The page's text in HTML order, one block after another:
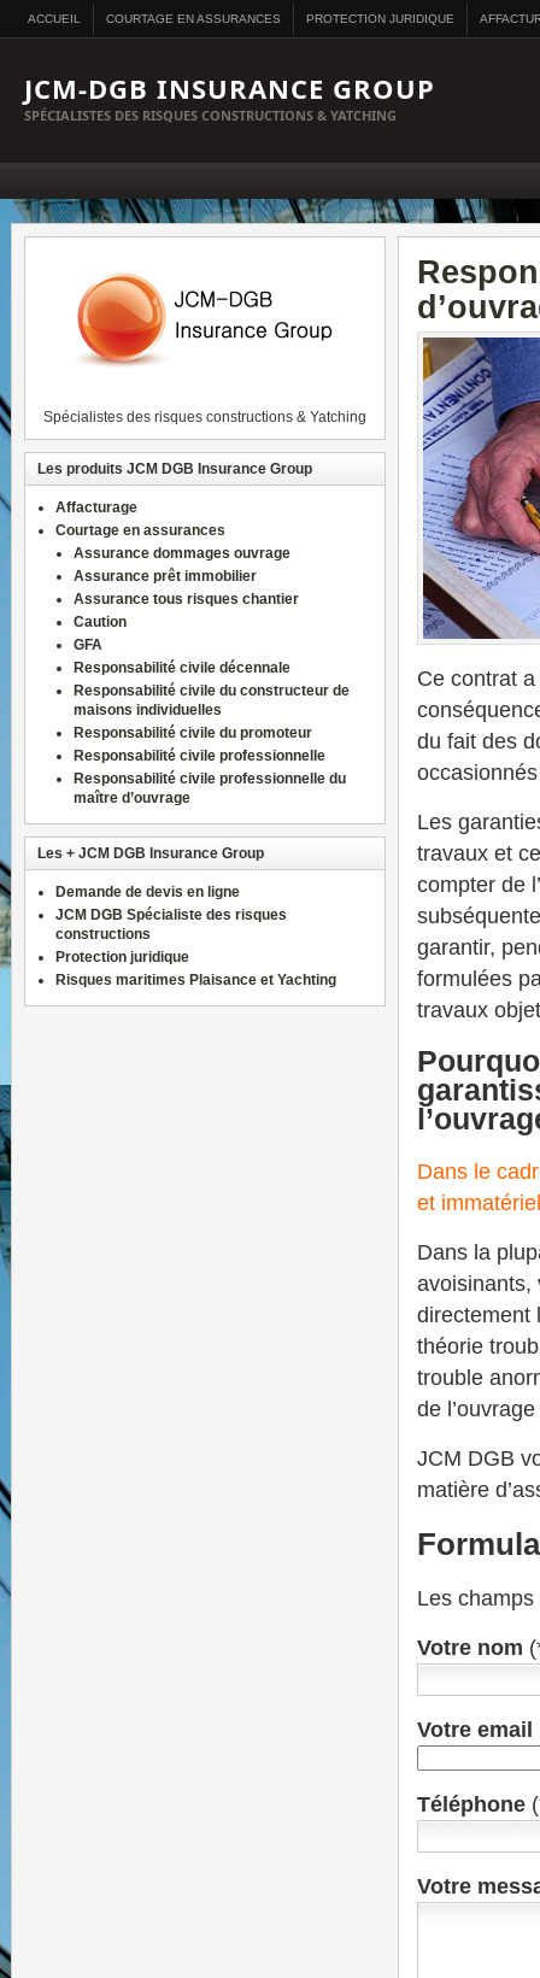
ACCUEIL COURTAGE EN ASSURANCES PROTECTION JURIDIQUE
JCM-DGB INSURANCE GROUP
SPÉCIALISTES DES RISQUES CONSTRUCTIONS & YATCHING
Ce contrat
du fait des
Les
travaux et
compter de
garantir,
formulées
travaux
Dans le
et
Dans la
avoisinants,
directement
théorie
trouble
de
JCM DGB
matière
Les champs
Votre nom
Votre email
Téléphone
Votre
Spécialistes des risques constructions & Yatching
Les produits JCM DGB Insurance Group
Affacturage
Courtage en assurances
Assurance dommages ouvrage
Assurance prêt immobilier
Assurance tous risques chantier
Caution
GFA
Responsabilité civile décennale
Responsabilité civile du constructeur de
maisons individuelles
Responsabilité civile du promoteur
Responsabilité civile professionnelle
Responsabilité civile professionnelle du
maître d’ouvrage
Les + JCM DGB Insurance Group
Demande de devis en ligne
JCM DGB Spécialiste des risques
constructions
Protection juridique
Risques maritimes Plaisance et Yachting